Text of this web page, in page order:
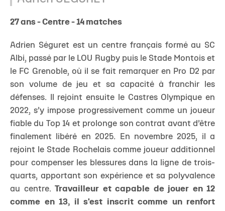
27 ans - Centre - 14 matches
Adrien Séguret est un centre français formé au SC
Albi, passé par le LOU Rugby puis le Stade Montois et
le FC Grenoble, où il se fait remarquer en Pro D2 par
son volume de jeu et sa capacité à franchir les
défenses. Il rejoint ensuite le Castres Olympique en
2022, s’y impose progressivement comme un joueur
fiable du Top 14 et prolonge son contrat avant d’être
finalement libéré en 2025. En novembre 2025, il a
rejoint le Stade Rochelais comme joueur additionnel
pour compenser les blessures dans la ligne de trois-
quarts, apportant son expérience et sa polyvalence
au centre.
Travailleur et capable de jouer en 12
comme en 13, il s'est inscrit comme un renfort